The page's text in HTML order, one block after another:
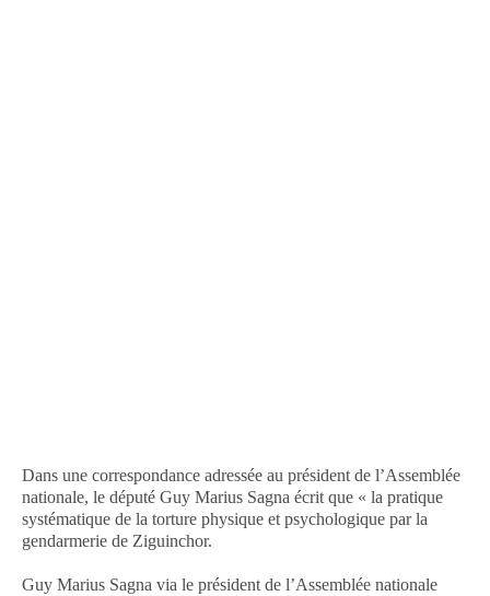
Dans une correspondance adressée au président de l’Assemblée
nationale, le député Guy Marius Sagna écrit que « la pratique
systématique de la torture physique et psychologique par la
gendarmerie de Ziguinchor.
Guy Marius Sagna via le président de l’Assemblée nationale